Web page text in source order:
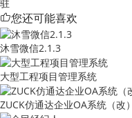
驻
您还可能喜欢
沐雪微信2.1.3
大型工程项目管理系统
ZUCK仿通达企业OA系统（改）